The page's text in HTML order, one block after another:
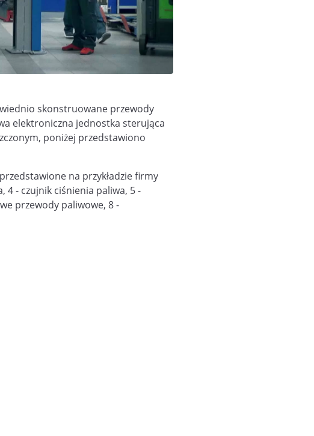
skonstruowane przewody
elektroniczna jednostka sterująca
poniżej przedstawiono
na przykładzie firmy
4 - czujnik ciśnienia paliwa, 5 -
przewody paliwowe, 8 -